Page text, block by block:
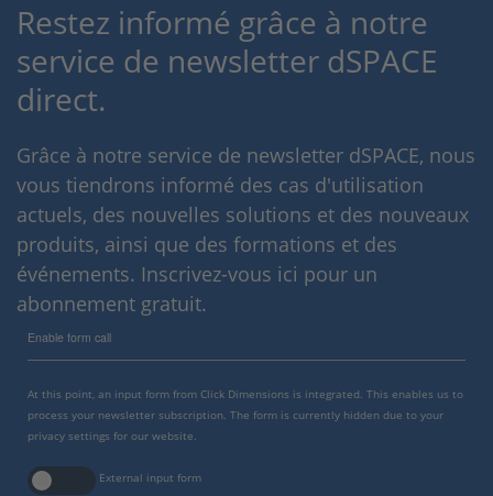
Restez informé grâce à notre
service de newsletter dSPACE
direct.
Grâce à notre service de newsletter dSPACE, nous
vous tiendrons informé des cas d'utilisation
actuels, des nouvelles solutions et des nouveaux
produits, ainsi que des formations et des
événements. Inscrivez-vous ici pour un
abonnement gratuit.
Enable form call
At this point, an input form from Click Dimensions is integrated. This enables us to
process your newsletter subscription. The form is currently hidden due to your
privacy settings for our website.
External input form